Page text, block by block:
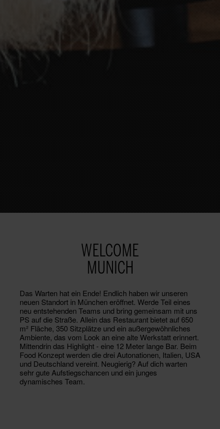
WELCOME
MUNICH
Das Warten hat ein Ende! Endlich haben wir unseren
neuen Standort in München eröffnet. Werde Teil eines
neu entstehenden Teams und bring gemeinsam mit uns
PS auf die Straße. Allein das Restaurant bietet auf 650
m² Fläche, 350 Sitzplätze und ein außergewöhnliches
Ambiente, das vom Look an eine alte Werkstatt erinnert.
Mittendrin das Highlight - eine 12 Meter lange Bar. Beim
Food Konzept werden die drei Autonationen, Italien, USA
und Deutschland vereint. Neugierig? Auf dich warten
sehr gute Aufstiegschancen und ein junges
dynamisches Team.